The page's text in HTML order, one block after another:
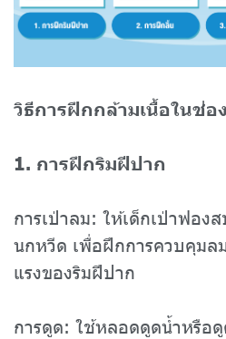
วิธีการฝึกกล้ามเนื้อในช่อ
1. การฝึกริมฝีปาก
การเป่าลม: ให้เด็กเป่าฟอง
นกหวีด เพื่อฝึกการควบคุมล
แรงของริมฝีปาก
การดูด: ใช้หลอดดูดน้ำหรือดู